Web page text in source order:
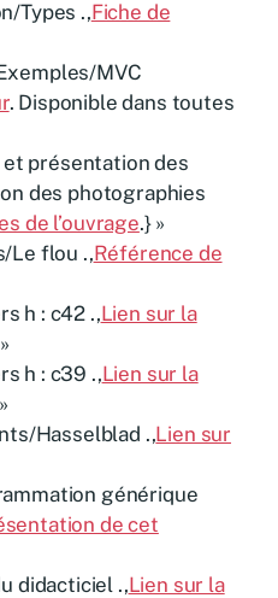
Types .,Fiche de
MVC
. Disponible dans toutes
présentation des
des photographies
de l’ouvrage.} »
Le flou .,Référence de
h : c42 .,Lien sur la
h : c39 .,Lien sur la
Hasselblad .,Lien sur
générique
de cet
didacticiel .,Lien sur la